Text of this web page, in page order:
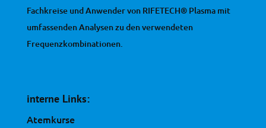
Fachkreise und Anwender von RIFETECH® Plasma mit
umfassenden Analysen zu den verwendeten
Frequenzkombinationen.
interne Links:
Atemkurse